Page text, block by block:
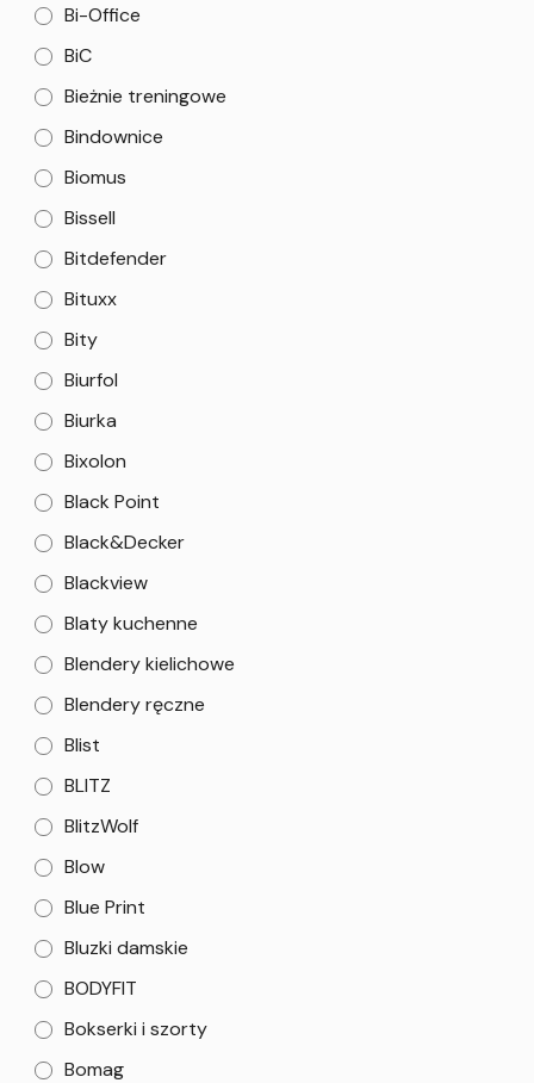
Bi-Office
BiC
Bieżnie treningowe
Bindownice
Biomus
Bissell
Bitdefender
Bituxx
Bity
Biurfol
Biurka
Bixolon
Black Point
Black&Decker
Blackview
Blaty kuchenne
Blendery kielichowe
Blendery ręczne
Blist
BLITZ
BlitzWolf
Blow
Blue Print
Bluzki damskie
BODYFIT
Bokserki i szorty
Bomag